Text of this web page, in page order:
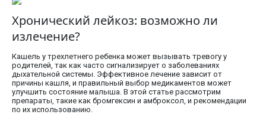
Хронический лейкоз: возможно ли
излечение?
Кашель у трехлетнего ребенка может вызывать тревогу у
родителей, так как часто сигнализирует о заболеваниях
дыхательной системы. Эффективное лечение зависит от
причины кашля, и правильный выбор медикаментов может
улучшить состояние малыша. В этой статье рассмотрим
препараты, такие как бромгексин и амброксол, и рекомендации
по их использованию.